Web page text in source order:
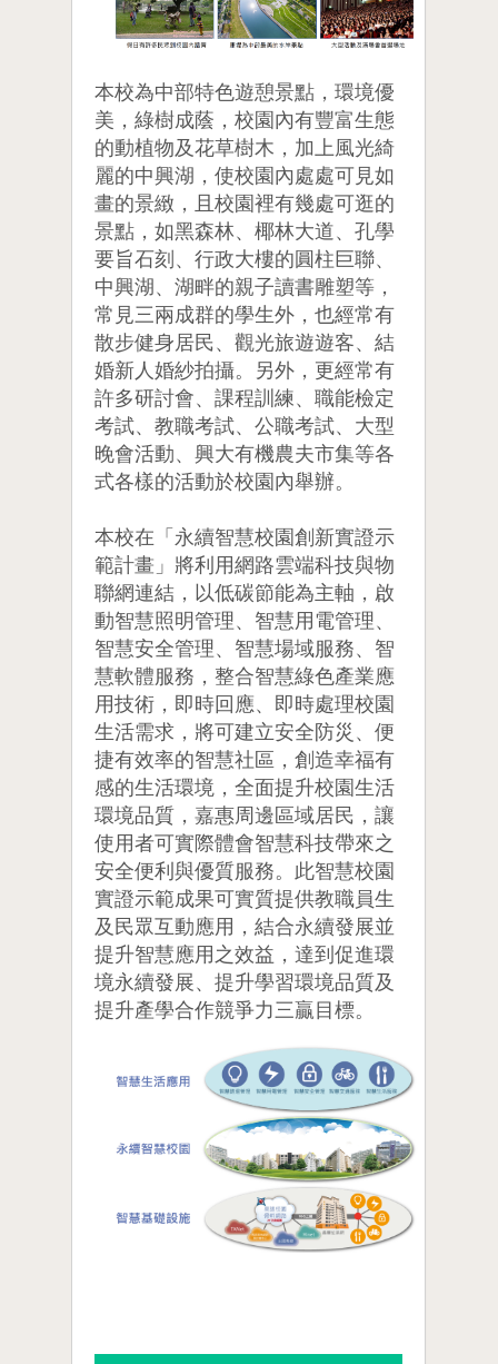
本校為中部特色遊憩景點，環境優
美，綠樹成蔭，校園內有豐富生態
的動植物及花草樹木，加上風光綺
麗的中興湖，使校園內處處可見如
畫的景緻，且校園裡有幾處可逛的
景點，如黑森林、椰林大道、孔學
要旨石刻、行政大樓的圓柱巨聯、
中興湖、湖畔的親子讀書雕塑等，
常見三兩成群的學生外，也經常有
散步健身居民、觀光旅遊遊客、結
婚新人婚紗拍攝。另外，更經常有
許多研討會、課程訓練、職能檢定
考試、教職考試、公職考試、大型
晚會活動、興大有機農夫市集等各
式各樣的活動於校園內舉辦。
本校在「永續智慧校園創新實證示
範計畫」將利用網路雲端科技與物
聯網連結，以低碳節能為主軸，啟
動智慧照明管理、智慧用電管理、
智慧安全管理、智慧場域服務、智
慧軟體服務，整合智慧綠色產業應
用技術，即時回應、即時處理校園
生活需求，將可建立安全防災、便
捷有效率的智慧社區，創造幸福有
感的生活環境，全面提升校園生活
環境品質，嘉惠周邊區域居民，讓
使用者可實際體會智慧科技帶來之
安全便利與優質服務。此智慧校園
實證示範成果可實質提供教職員生
及民眾互動應用，結合永續發展並
提升智慧應用之效益，達到促進環
境永續發展、提升學習環境品質及
提升產學合作競爭力三贏目標。